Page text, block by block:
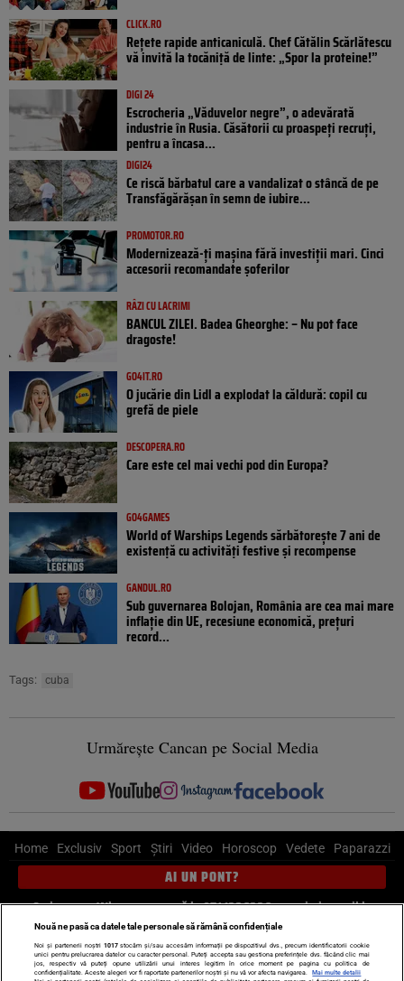
CLICK.RO
Rețete rapide anticaniculă. Chef Cătălin Scărlătescu
vă invită la tocăniță de linte: „Spor la proteine!”
DIGI 24
Escrocheria „Văduvelor negre”, o adevărată
industrie în Rusia. Căsătorii cu proaspeți recruți,
pentru a încasa...
DIGI24
Ce riscă bărbatul care a vandalizat o stâncă de pe
Transfăgărășan în semn de iubire...
PROMOTOR.RO
Modernizează-ți mașina fără investiții mari. Cinci
accesorii recomandate șoferilor
RÂZI CU LACRIMI
BANCUL ZILEI. Badea Gheorghe: – Nu pot face
dragoste!
GO4IT.RO
O jucărie din Lidl a explodat la căldură: copil cu
grefă de piele
DESCOPERA.RO
Care este cel mai vechi pod din Europa?
GO4GAMES
World of Warships Legends sărbătorește 7 ani de
existență cu activități festive și recompense
GANDUL.RO
Sub guvernarea Bolojan, România are cea mai mare
inflație din UE, recesiune economică, prețuri
record...
Tags: cuba
Urmărește Cancan pe Social Media
Home Exclusiv Sport Știri Video Horoscop Vedete Paparazzi
AI UN PONT?
Scrie-ne pe Whatsapp, sună la 0741226226 sau trimite mail la
pont@cancan.ro
Știri interne Știri externe Politică
Nouă ne pasă ca datele tale personale să rămână confidențiale
Noi și partenerii noștri 1017stocăm și/sau accesăm informații pe dispozitivul dvs., precum identificatorii cookie
unici pentru prelucrarea datelor cu caracter personal. Puteți accepta sau gestiona preferințele dvs. făcând clic mai
jos, respectiv vă puteți opune utilizării unui interes legitim în orice moment pe pagina cu politica de
confidențialitate. Aceste alegeri vor fi raportate partenerilor noștri și nu vă vor afecta navigarea.
Mai multe detalii